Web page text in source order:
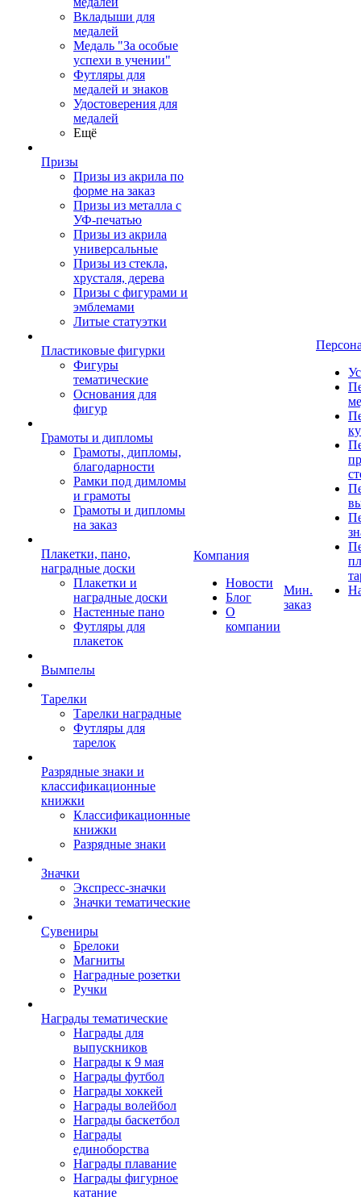
Вкладыши для
медалей
Медаль "За особые
успехи в учении"
Футляры для
медалей и знаков
Удостоверения для
медалей
Ещё
Призы
Призы из акрила по
форме на заказ
Призы из металла с
УФ-печатью
Призы из акрила
универсальные
Призы из стекла,
хрусталя, дерева
Призы с фигурами и
эмблемами
Литые статуэтки
Пластиковые фигурки
Фигуры
тематические
Основания для
фигур
Грамоты и дипломы
Грамоты, дипломы,
благодарности
Рамки под димломы
и грамоты
Грамоты и дипломы
на заказ
Плакетки, пано,
наградные доски
Плакетки и
наградные доски
Настенные пано
Футляры для
плакеток
Вымпелы
Тарелки
Тарелки наградные
Футляры для
тарелок
Разрядные знаки и
классификационные
книжки
Классификационные
книжки
Разрядные знаки
Значки
Экспресс-значки
Значки тематические
Сувениры
Брелоки
Магниты
Наградные розетки
Ручки
Награды тематические
Награды для
выпускников
Награды к 9 мая
Награды футбол
Награды хоккей
Награды волейбол
Награды баскетбол
Награды
единоборства
Награды плавание
Награды фигурное
катание
Компания
Новости
Блог
О
компании
Мин.
заказ